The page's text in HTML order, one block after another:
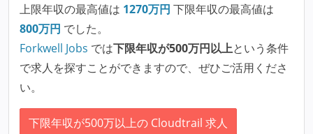
上限年収の最高値は 1270万円 下限年収の最高値は
800万円 でした。
Forkwell Jobs では下限年収が500万円以上という条件
で求人を探すことができますので、ぜひご活用くださ
い。
下限年収が500万以上の Cloudtrail 求人